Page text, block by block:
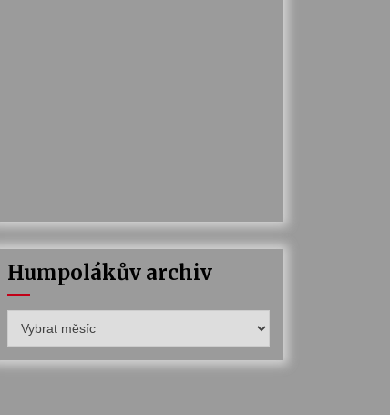
Humpolákův archiv
archiv